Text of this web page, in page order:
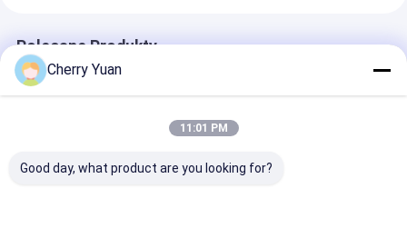
Polecane Produkty
Cherry Yuan
11:01 PM
Good day, what product are you looking for?